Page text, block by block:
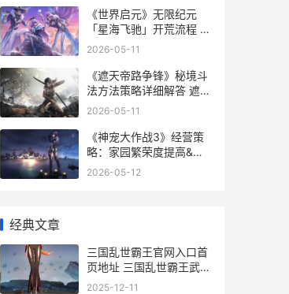
《世界启元》无限纪元
「星海飞驰」开荒流程 启
元世界ceo
2026-05-11
《遮天帝路争锋》秘境斗
法方法策略详细解答 遮天
帝路争锋今日开启公测
2026-05-11
《神宠大作战3》经营策
略：家园繁荣度提高&建
造策略 神宠大作战2礼包
2026-05-12
经典文章
三国乱世霸王官网入口首
页地址 三国乱世霸王武将
搭配
2025-12-11